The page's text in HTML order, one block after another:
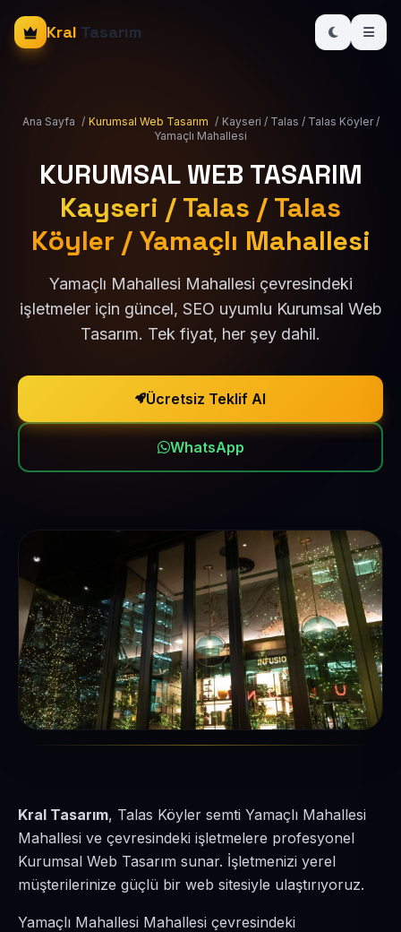
Kral Tasarım
Ana Sayfa / Kurumsal Web Tasarım / Kayseri / Talas / Talas Köyler /
Yamaçlı Mahallesi
KURUMSAL WEB TASARIM
Kayseri / Talas / Talas
Köyler / Yamaçlı Mahallesi
Yamaçlı Mahallesi Mahallesi çevresindeki
işletmeler için güncel, SEO uyumlu Kurumsal Web
Tasarım. Tek fiyat, her şey dahil.
Ücretsiz Teklif Al
WhatsApp
Kral Tasarım, Talas Köyler semti Yamaçlı Mahallesi
Mahallesi ve çevresindeki işletmelere profesyonel
Kurumsal Web Tasarım sunar. İşletmenizi yerel
müşterilerinize güçlü bir web sitesiyle ulaştırıyoruz.
Yamaçlı Mahallesi Mahallesi çevresindeki